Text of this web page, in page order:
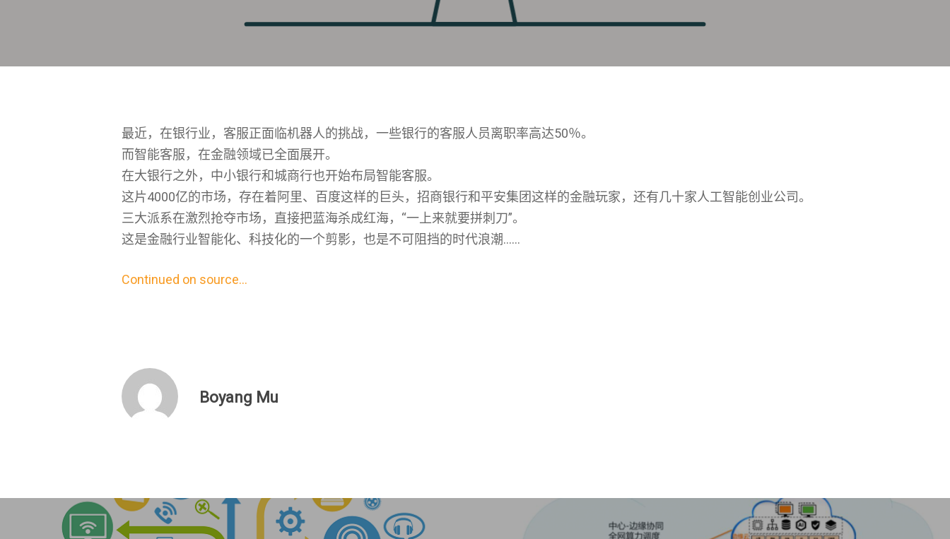
最近，在银行业，客服正面临机器人的挑战，一些银行的客服人员离职率高达50％。
而智能客服，在金融领域已全面展开。
在大银行之外，中小银行和城商行也开始布局智能客服。
这片4000亿的市场，存在着阿里、百度这样的巨头，招商银行和平安集团这样的金融玩家，还有几十家人工智能创业公司。
三大派系在激烈抢夺市场，直接把蓝海杀成红海，“一上来就要拼刺刀”。
这是金融行业智能化、科技化的一个剪影，也是不可阻挡的时代浪潮……
Continued on source…
Boyang Mu